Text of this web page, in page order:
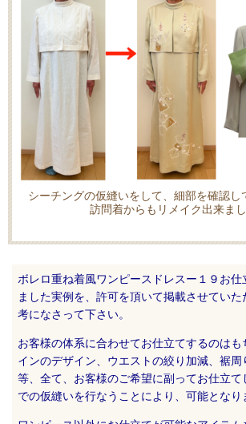
シーチングの仮縫いをして、細部を確認し
訪問着からもリメイク出来まし
ボレロ重ね着風ワンピースドレスー１９お仕
ました実例を、許可を頂いて掲載させてい
考になさって下さい。
お客様の体系に合わせてお仕立てするのはも
インのデザイン、ウエストの絞り加減、裾周
等、全て、お客様のご希望に副ってお仕立て
での仮縫いを行なうことにより、可能となり